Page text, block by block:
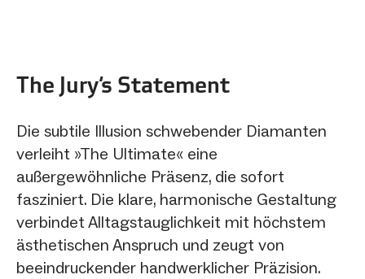
The Jury‘s Statement
Die subtile Illusion schwebender Diamanten
verleiht »The Ultimate« eine
außergewöhnliche Präsenz, die sofort
fasziniert. Die klare, harmonische Gestaltung
verbindet Alltagstauglichkeit mit höchstem
ästhetischen Anspruch und zeugt von
beeindruckender handwerklicher Präzision.